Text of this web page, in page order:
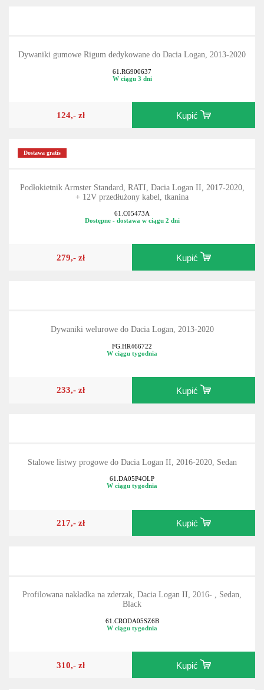
Dywaniki gumowe Rigum dedykowane do Dacia Logan, 2013-2020
61.RG900637
W ciągu 3 dni
124,- zł Kupić
Dostawa gratis
Podłokietnik Armster Standard, RATI, Dacia Logan II, 2017-2020,
+ 12V przedłużony kabel, tkanina
61.C05473A
Dostępne - dostawa w ciągu 2 dni
279,- zł Kupić
Dywaniki welurowe do Dacia Logan, 2013-2020
FG.HR466722
W ciągu tygodnia
233,- zł Kupić
Stalowe listwy progowe do Dacia Logan II, 2016-2020, Sedan
61.DA05P4OLP
W ciągu tygodnia
217,- zł Kupić
Profilowana nakładka na zderzak, Dacia Logan II, 2016- , Sedan,
Black
61.CRODA05SZ6B
W ciągu tygodnia
310,- zł Kupić